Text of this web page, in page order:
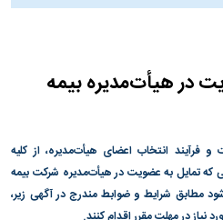
در هیأت‌مدیره بیمه
فرآیند انتخاب اعضای هیأت‌مدیره، از کلیه
تمایل به عضویت در هیأت‌مدیره شرکت بیمه
مطابق شرایط و ضوابط مندرج در آگهی زیر،
نیاز در مهلت مقرر اقدام کنند.